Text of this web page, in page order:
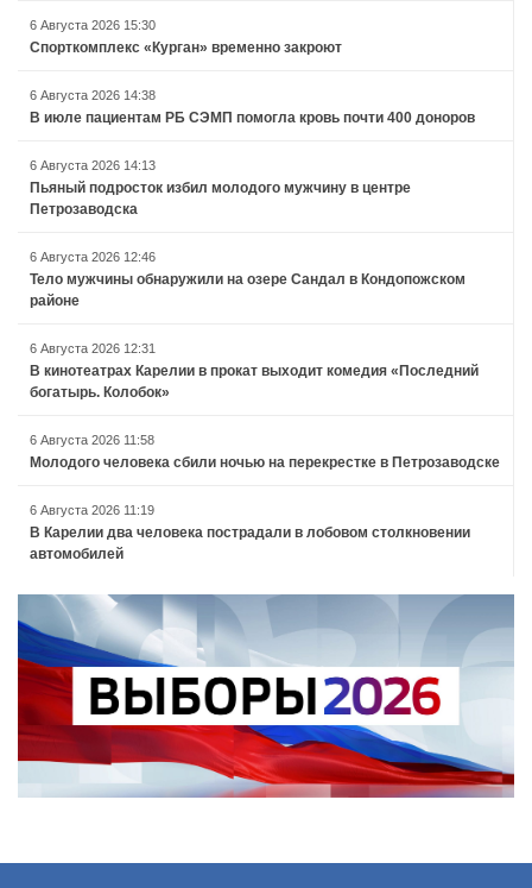
6 Августа 2026 15:30
Спорткомплекс «Курган» временно закроют
6 Августа 2026 14:38
В июле пациентам РБ СЭМП помогла кровь почти 400 доноров
6 Августа 2026 14:13
Пьяный подросток избил молодого мужчину в центре
Петрозаводска
6 Августа 2026 12:46
Тело мужчины обнаружили на озере Сандал в Кондопожском
районе
6 Августа 2026 12:31
В кинотеатрах Карелии в прокат выходит комедия «Последний
богатырь. Колобок»
6 Августа 2026 11:58
Молодого человека сбили ночью на перекрестке в Петрозаводске
6 Августа 2026 11:19
В Карелии два человека пострадали в лобовом столкновении
автомобилей